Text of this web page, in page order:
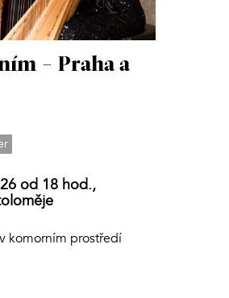
- Praha a
od 18 hod.,
komorním prostředí